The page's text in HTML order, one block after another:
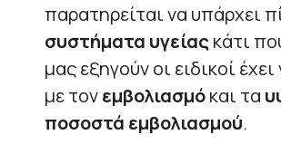
παρατηρείται να υπάρχει
συστήματα υγείαςκάτι
μας εξηγούν οι ειδικοί έχει
με τονεμβολιασμόκαι τα
ποσοστά εμβολιασμού.